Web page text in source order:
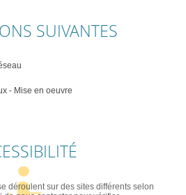
SUIVANTES
- Mise en oeuvre
déroulent sur des sites différents selon